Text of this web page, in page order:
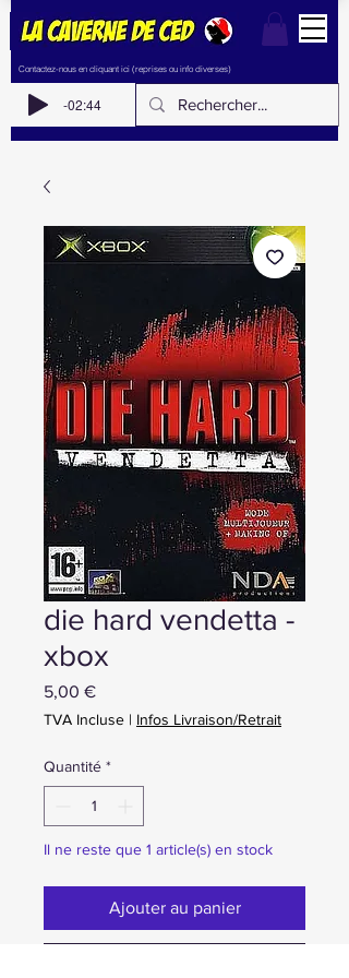
Contactez-nous en cliquant ici (reprises ou info diverses)
-02:44
die hard vendetta -
xbox
5,00 €Prix
TVA Incluse | Infos Livraison/Retrait
Quantité *
Il ne reste que 1 article(s) en stock
Ajouter au panier